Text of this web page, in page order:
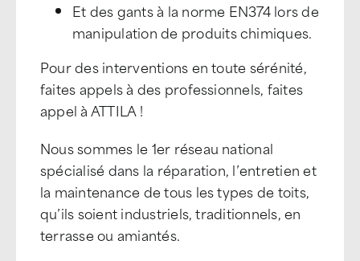
Et des gants à la norme EN374 lors de
manipulation de produits chimiques.
Pour des interventions en toute sérénité,
faites appels à des professionnels, faites
appel à ATTILA !
Nous sommes le 1er réseau national
spécialisé dans la réparation, l’entretien et
la maintenance de tous les types de toits,
qu’ils soient industriels, traditionnels, en
terrasse ou amiantés.